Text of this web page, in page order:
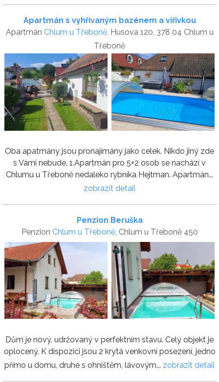
Apartmán s vyhřívaným bazénem a vířivkou
Apartmán Chlum u Třeboně, Husova 120, 378 04 Chlum u
Třeboně
Oba apatmány jsou pronajímány jako celek. Nikdo jiný zde
s Vámi nebude, 1.Apartmán pro 5+2 osob se nachází v
Chlumu u Třeboně nedaleko rybníka Hejtman. Apartmán...
zobrazit detail
Penzion Beruška
Penzion Chlum u Třeboně, Chlum u Třeboně 450
Dům je nový, udržovaný v perfektním stavu. Celý objekt je
oplocený. K dispozici jsou 2 krytá venkovní posezení, jedno
přímo u domu, druhé s ohništěm, lávovým... zobrazit detail